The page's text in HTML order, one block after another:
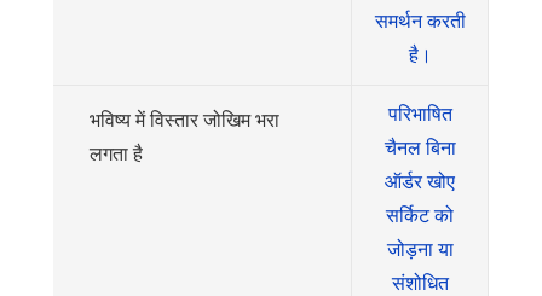
समर्थन करती
है।
भविष्य में विस्तार जोखिम भरा
लगता है
परिभाषित
चैनल बिना
ऑर्डर खोए
सर्किट को
जोड़ना या
संशोधित